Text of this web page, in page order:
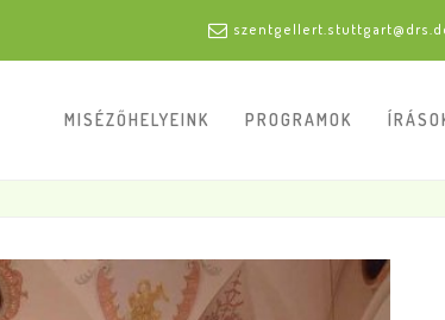
MISÉZŐHELYEINK PROGRAMOK